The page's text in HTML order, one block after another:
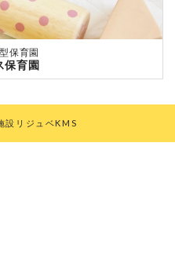
保育園
保育園
設リジュベKMS